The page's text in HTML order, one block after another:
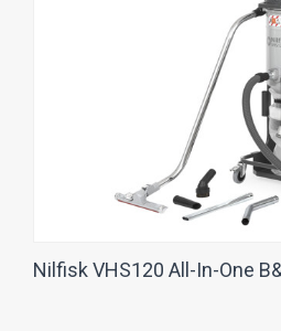
Nilfisk VHS120 All-In-One